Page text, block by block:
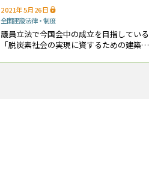
2021年5月26日
全国建設法律・制度
議員立法で今国会中の成立を目指している
「脱炭素社会の実現に資するための建築物
律」の条文が確定し、全容が固まった。 同